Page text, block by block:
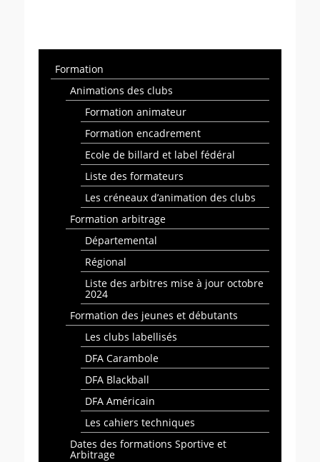
Formation
Animations des clubs
Formation animateur
Formation encadrement
Ecole de billard et label fédéral
Liste des formateurs
Les créneaux d’animation des clubs
Formation arbitrage
Départemental
Régional
Liste des arbitres mise à jour octobre
2024
Formation des jeunes et débutants
Les clubs labellisés
DFA Carambole
DFA Blackball
DFA Américain
Les cahiers techniques
Dates des formations Sportive et
Arbitrage